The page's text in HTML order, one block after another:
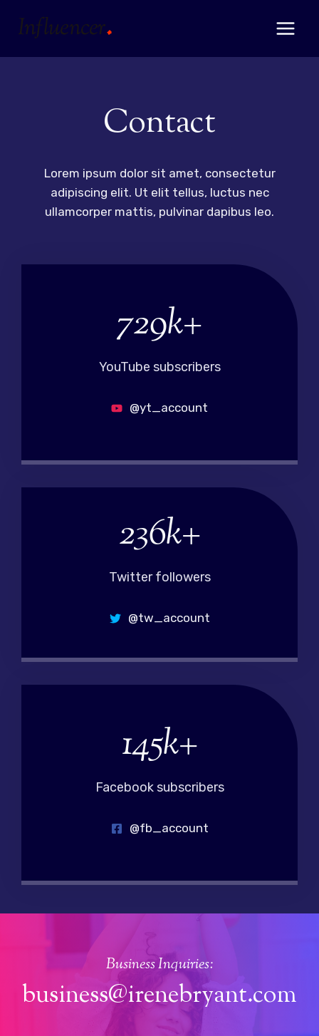
Contact
Lorem ipsum dolor sit amet, consectetur
adipiscing elit. Ut elit tellus, luctus nec
ullamcorper mattis, pulvinar dapibus leo.
729k+
YouTube subscribers
@yt_account
236k+
Twitter followers
@tw_account
145k+
Facebook subscribers
@fb_account
Business Inquiries:
business@irenebryant.com